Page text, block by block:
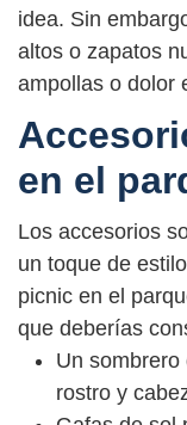
idea. Sin
altos o zapatos
ampollas o dolor
en el
Los accesorios
un toque de
picnic en el
que deberías
Un sombrero
rostro y